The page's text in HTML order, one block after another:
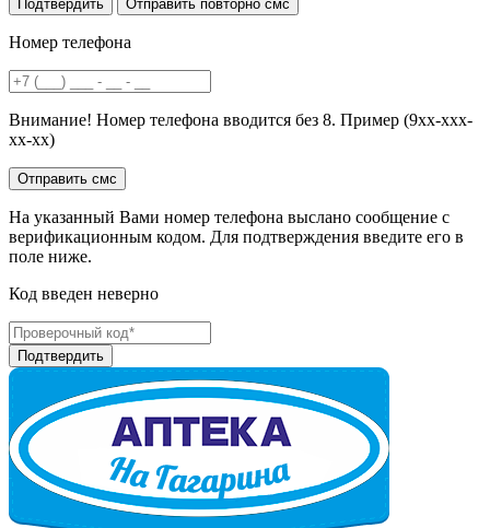
Номер телефона
Внимание! Номер телефона вводится без 8. Пример (9хх-ххх-
хх-хх)
На указанный Вами номер телефона выслано сообщение с
верификационным кодом. Для подтверждения введите его в
поле ниже.
Код введен неверно